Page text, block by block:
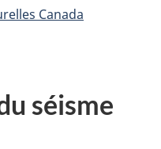
Canada
séisme